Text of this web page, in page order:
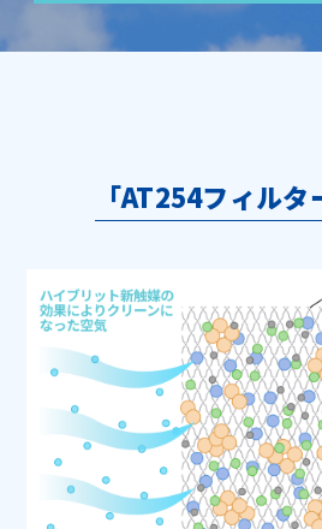
「AT254フィルタ